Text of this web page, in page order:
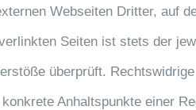
Webseiten Dritter, auf
Seiten ist stets der
überprüft.
Anhaltspunkte einer